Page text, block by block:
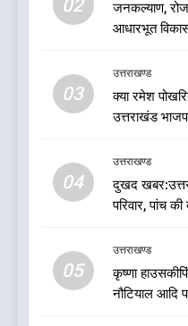
02
जनकल्याण,
आधारभूत
03
उत्तराखण्ड
क्या रमेश
उत्तराखंड
04
उत्तराखण्ड
दुखद
परिवार, पांच
05
उत्तराखण्ड
कृष्णा
नौटियाल आदि
देखें
1
बड़ी